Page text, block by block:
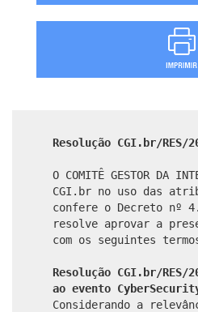
Resolução CGI.br/RES/
O COMITÊ GESTOR DA
CGI.br no uso das
confere o Decreto nº
resolve aprovar a
com os seguintes
Resolução CGI.br/RES/
ao evento
Considerando a